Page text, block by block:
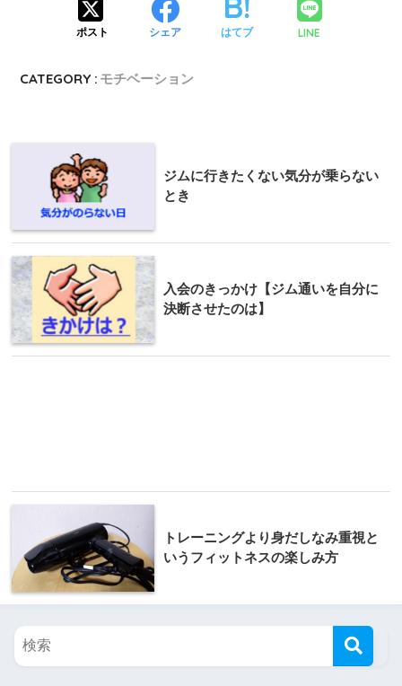
ポスト シェア はてブ LINE
CATEGORY : モチベーション
ジムに行きたくない気分が乗らない
とき
入会のきっかけ【ジム通いを自分に
決断させたのは】
トレーニングより身だしなみ重視と
いうフィットネスの楽しみ方